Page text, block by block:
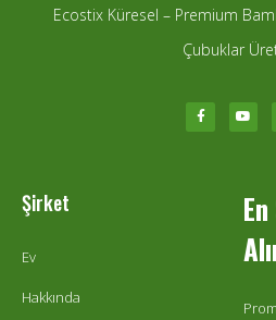
Ecostix Küresel – Premium
Çubuklar
Şirket
Ev
Hakkında